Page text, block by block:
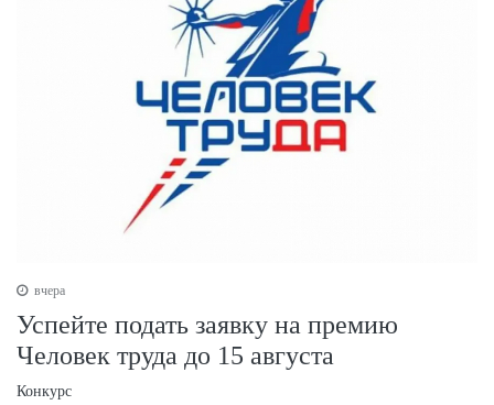
вчера
Успейте подать заявку на премию
Человек труда до 15 августа
Конкурс